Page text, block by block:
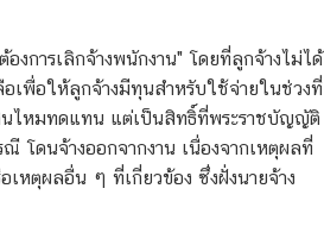
งการเลิกจ้างพนักงาน" โดยที่ลูกจ้างไม่ได้
เพื่อให้ลูกจ้างมีทุนสำหรับใช้จ่ายในช่วงที่
นไหมทดแทน แต่เป็นสิทธิ์ที่พระราชบัญญัติ
ณี โดนจ้างออกจากงาน เนื่องจากเหตุผลที่
เหตุผลอื่น ๆ ที่เกี่ยวข้อง ซึ่งฝั่งนายจ้าง